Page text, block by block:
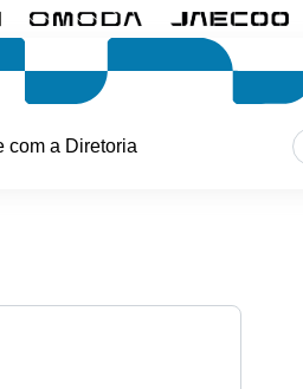
com a Diretoria